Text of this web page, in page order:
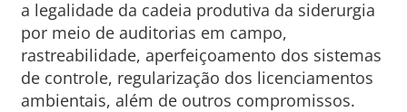
a legalidade da cadeia produtiva da siderurgia
por meio de auditorias em campo,
rastreabilidade, aperfeiçoamento dos sistemas
de controle, regularização dos licenciamentos
ambientais, além de outros compromissos.